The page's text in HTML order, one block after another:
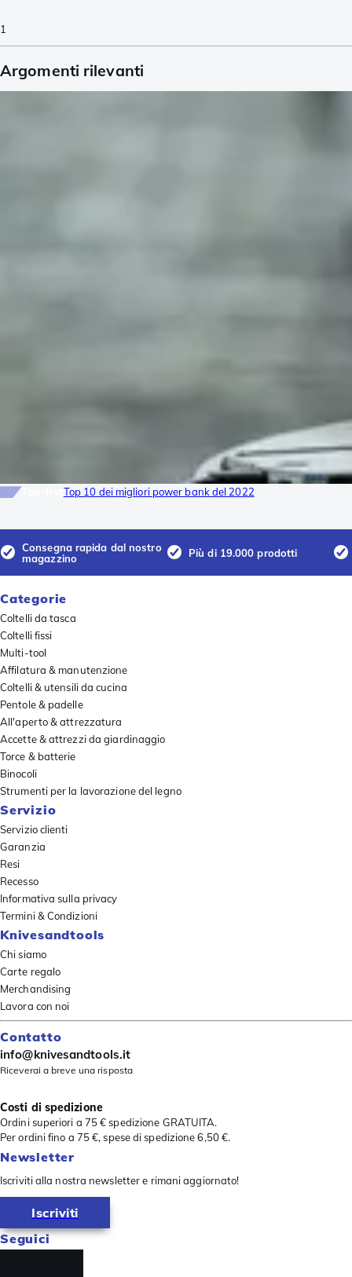
1
Argomenti rilevanti
Top 10 dei migliori power bank del 2022
Consegna rapida dal nostro
magazzino
Più di 19.000 prodotti
Categorie
Coltelli da tasca
Coltelli fissi
Multi-tool
Affilatura & manutenzione
Coltelli & utensili da cucina
Pentole & padelle
All'aperto & attrezzatura
Accette & attrezzi da giardinaggio
Torce & batterie
Binocoli
Strumenti per la lavorazione del legno
Servizio
Servizio clienti
Garanzia
Resi
Recesso
Informativa sulla privacy
Termini & Condizioni
Knivesandtools
Chi siamo
Carte regalo
Merchandising
Lavora con noi
Contatto
info@knivesandtools.it
Riceverai a breve una risposta
Costi di spedizione
Ordini superiori a 75 € spedizione GRATUITA.
Per ordini fino a 75 €, spese di spedizione 6,50 €.
Newsletter
Iscriviti alla nostra newsletter e rimani aggiornato!
Iscriviti
Seguici